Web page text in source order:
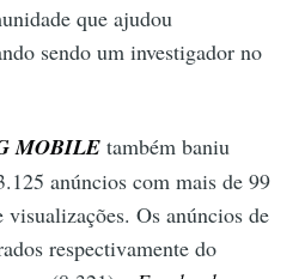
que ajudou
sendo um investigador no
MOBILE também baniu
anúncios com mais de 99
visualizações. Os anúncios de
respectivamente do